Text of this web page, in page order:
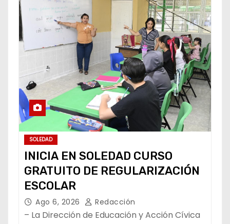
SOLEDAD
INICIA EN SOLEDAD CURSO
GRATUITO DE REGULARIZACIÓN
ESCOLAR
Ago 6, 2026 Redacción
– La Dirección de Educación y Acción Cívica